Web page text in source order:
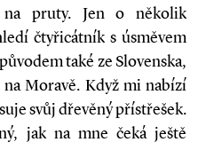
na pruty. Jen o několik
čtyřicátník s úsměvem
také ze Slovenska,
Moravě. Když mi nabízí
svůj dřevěný přístřešek.
jak na mne čeká ještě